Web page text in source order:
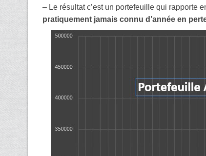
– Le résultat c’est un portefeuille qui rapporte
pratiquement jamais connu d’année en